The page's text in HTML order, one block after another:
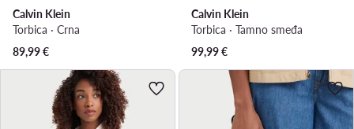
Calvin Klein
Torbica · Crna
89,99€
Calvin Klein
Torbica · Tamno smeđa
99,99€